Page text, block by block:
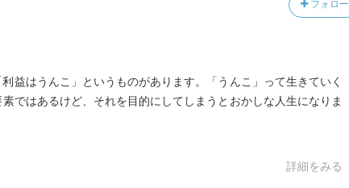
フォロー
益はうんこ」というものがあります。「うんこ」って生きていく
素ではあるけど、それを目的にしてしまうとおかしな人生になりま
詳細をみる